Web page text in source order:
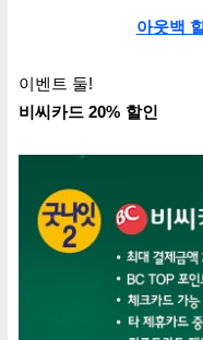
아웃백
이벤트 둘!
비씨카드 20% 할인